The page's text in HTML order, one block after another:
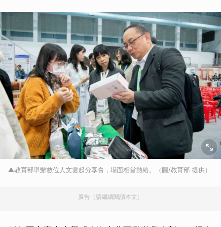
▲教育部舉辦數位人文雲起分享會，場面相當熱絡。（圖/教育部 提供）
廣告（請繼續閱讀本文）